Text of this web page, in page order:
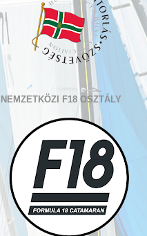
NEMZETKÖZI F18 OSZTÁLY